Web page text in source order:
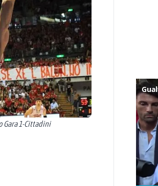
Gara 1-Cittadini